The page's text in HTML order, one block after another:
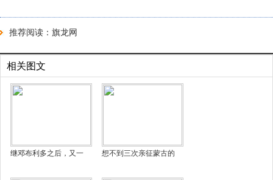
推荐阅读： 旗龙网
相关图文
继邓布利多之后，又一 想不到三次亲征蒙古的